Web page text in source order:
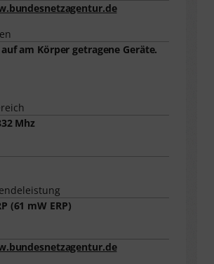
am Körper getragene Geräte.
Mhz
(61 mW ERP)